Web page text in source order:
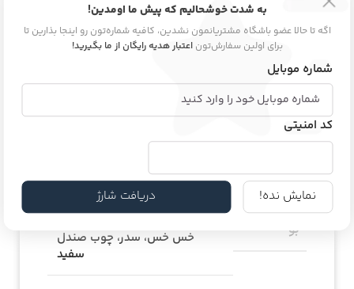
برند اجمل
غلظت ادوپارفوم
PA_بخش-
بو
نارنگی ماندارین، ریحان، گریپ
فروت، هل، جوز، اسطوخودوس،
خس خس، سدر، چوب صندل
سفید
به شدت خوشحالیم که پیش ما اومدین!
اگه تا حالا عضو باشگاه مشتریانمون نشدین، کافیه شماره‌تون رو اینجا بذارین تا
برای اولین سفارش‌توناعتبار هدیه رایگان از ما بگیرید!
شماره موبایل
کد امنیتی
نمایش نده! دریافت شارژ